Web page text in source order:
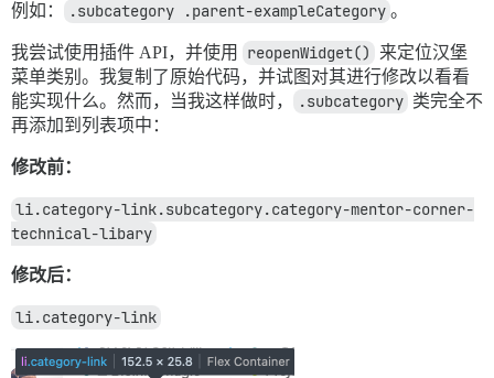
例如：
.subcategory .parent-exampleCategory 。
我尝试使用插件 API，并使用 reopenWidget()
来定位汉堡
菜单类别。我复制了原始代码，并试图对其进行修改以看看
能实现什么。然而，当我这样做时，
.subcategory 类完全不
再添加到列表项中：
修改前：
li.category-link.subcategory.category-mentor-corner-
technical-libary
修改后：
li.category-link